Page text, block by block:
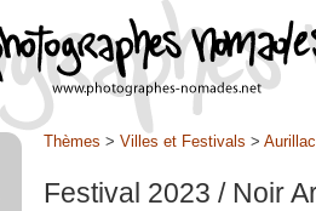
Thèmes > Villes et Festivals >
Festival 2023 / Noir